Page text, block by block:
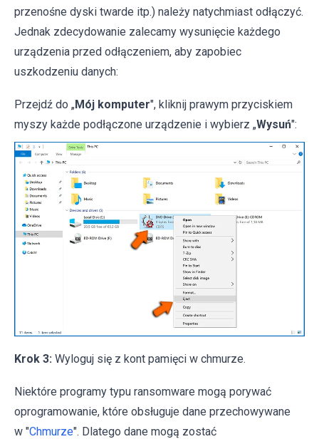
przenośne dyski twarde itp.) należy natychmiast odłączyć.
Jednak zdecydowanie zalecamy wysunięcie każdego
urządzenia przed odłączeniem, aby zapobiec
uszkodzeniu danych:
Przejdź do „Mój komputer", kliknij prawym przyciskiem
myszy każde podłączone urządzenie i wybierz „Wysuń":
Krok 3: Wyloguj się z kont pamięci w chmurze.
Niektóre programy typu ransomware mogą porywać
oprogramowanie, które obsługuje dane przechowywane
w "Chmurze". Dlatego dane mogą zostać